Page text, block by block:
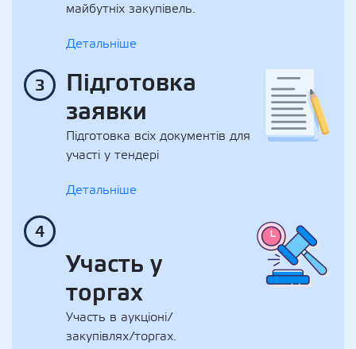
майбутніх закупівель.
Детальніше
3
Підготовка
заявки
Підготовка всіх документів для
участі у тендері
Детальніше
4
Участь у
торгах
Участь в аукціоні/
закупівлях/торгах.